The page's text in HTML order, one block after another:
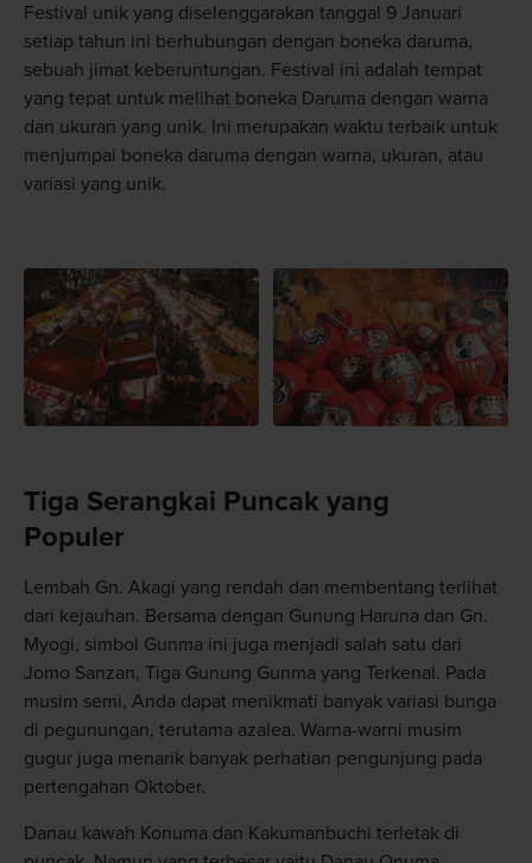
Festival unik yang diselenggarakan tanggal 9 Januari
setiap tahun ini berhubungan dengan boneka daruma,
sebuah jimat keberuntungan. Festival ini adalah tempat
yang tepat untuk melihat boneka Daruma dengan warna
dan ukuran yang unik. Ini merupakan waktu terbaik untuk
menjumpai boneka daruma dengan warna, ukuran, atau
variasi yang unik.
Tiga Serangkai Puncak yang
Populer
Lembah Gn. Akagi yang rendah dan membentang terlihat
dari kejauhan. Bersama dengan Gunung Haruna dan Gn.
Myogi, simbol Gunma ini juga menjadi salah satu dari
Jomo Sanzan, Tiga Gunung Gunma yang Terkenal. Pada
musim semi, Anda dapat menikmati banyak variasi bunga
di pegunungan, terutama azalea. Warna-warni musim
gugur juga menarik banyak perhatian pengunjung pada
pertengahan Oktober.
Danau kawah Konuma dan Kakumanbuchi terletak di